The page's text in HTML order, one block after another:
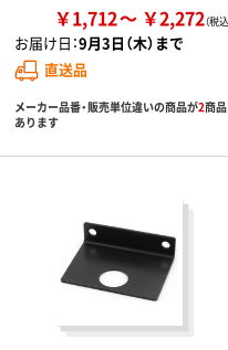
￥1,712 ￥2,272
お届け日：9月3日（木）まで
直送品
メーカー品番・販売単位違いの商品が2商品
あります